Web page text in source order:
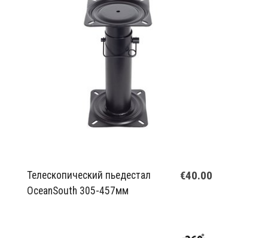
Телескопический пьедестал
OceanSouth 305-457мм
€40.00